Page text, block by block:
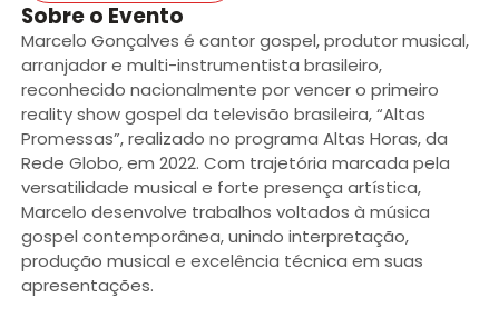
Sobre o Evento
Marcelo Gonçalves é cantor gospel, produtor musical,
arranjador e multi-instrumentista brasileiro,
reconhecido nacionalmente por vencer o primeiro
reality show gospel da televisão brasileira, “Altas
Promessas”, realizado no programa Altas Horas, da
Rede Globo, em 2022. Com trajetória marcada pela
versatilidade musical e forte presença artística,
Marcelo desenvolve trabalhos voltados à música
gospel contemporânea, unindo interpretação,
produção musical e excelência técnica em suas
apresentações.